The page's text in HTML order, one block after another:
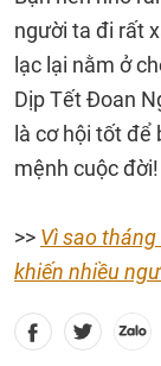
người ta đi rất
lạc lại nằm ở
Dịp Tết Đoan
là cơ hội tốt
mệnh cuộc đời!
>> Vì sao tháng
khiến nhiều